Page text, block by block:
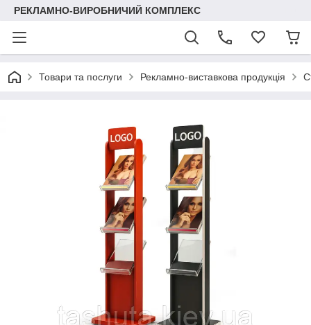
РЕКЛАМНО-ВИРОБНИЧИЙ КОМПЛЕКС
Товари та послуги Рекламно-виставкова продукція